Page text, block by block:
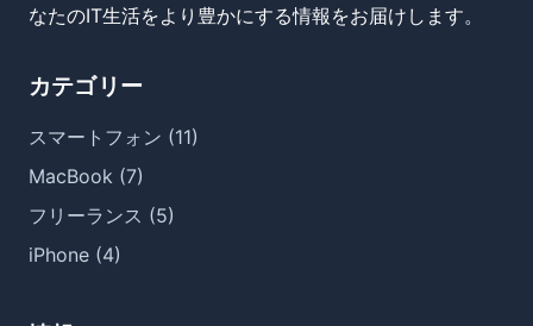
なたのIT生活をより豊かにする情報をお届けします。
カテゴリー
スマートフォン (11)
MacBook (7)
フリーランス (5)
iPhone (4)